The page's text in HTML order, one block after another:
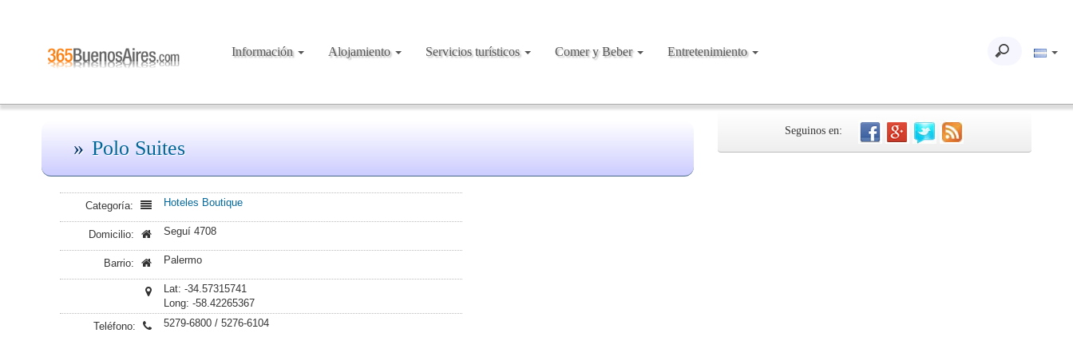
Información Alojamiento Servicios turísticos Comer y Beber Entretenimiento
Polo Suites
Categoría: Hoteles Boutique
Domicilio: Seguí 4708
Barrio: Palermo
Lat: -34.57315741
Long: -58.42265367
Teléfono:
5279-6800 / 5276-6104
Seguinos en: